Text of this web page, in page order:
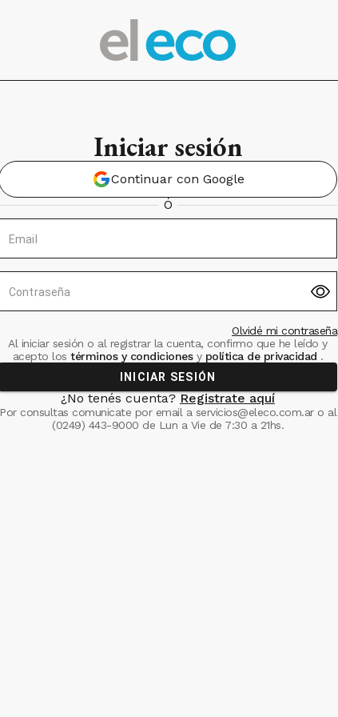
Iniciar sesión
Continuar con Google
Ó
Email
Contraseña
Olvidé mi contraseña
Al iniciar sesión o al registrar la cuenta, confirmo que he leído y
acepto los términos y condiciones ypolítica de privacidad .
INICIAR SESIÓN
¿No tenés cuenta? Registrate aquí
Por consultas comunicate por email a servicios@eleco.com.aro al
(0249) 443-9000 de Lun a Vie de 7:30 a 21hs.